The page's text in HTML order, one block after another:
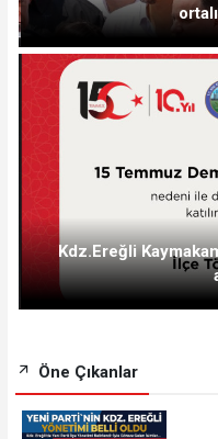
Kdz.Ereğli
Öne Çıkanlar